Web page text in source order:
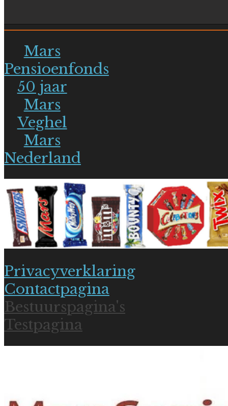
Mars
Pensioenfonds
50 jaar
Mars
Veghel
Mars
Nederland
Privacyverklaring
Contactpagina
Bestuurspagina's
Testpagina